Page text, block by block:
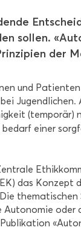
sol­len.
der
und
Ju­gend­li­chen.
be­darf einer
das Kon­zept
oder